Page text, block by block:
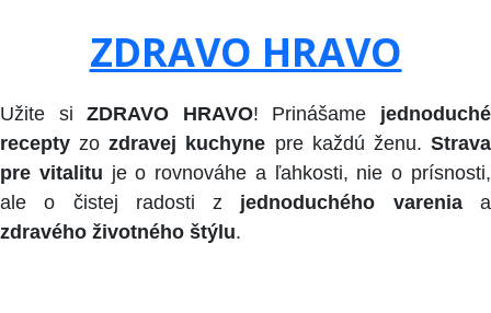
ZDRAVO HRAVO
Užite siZDRAVO HRAVO! Prinášame jednoduché
recepty zozdravej kuchyne pre každú ženu.Strava
pre vitalitu je o rovnováhe a ľahkosti, nie o prísnosti,
ale o čistej radosti z jednoduchého vareniaa
zdravého životného štýlu.